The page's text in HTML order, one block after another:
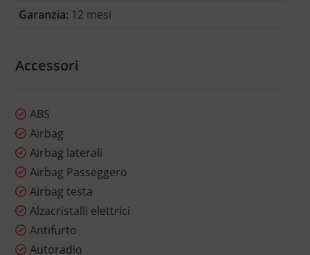
Garanzia: 12 mesi
Accessori
ABS
Airbag
Airbag laterali
Airbag Passeggero
Airbag testa
Alzacristalli elettrici
Antifurto
Autoradio